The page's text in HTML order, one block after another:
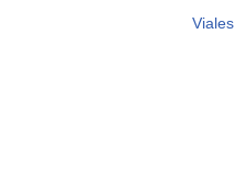
Viales